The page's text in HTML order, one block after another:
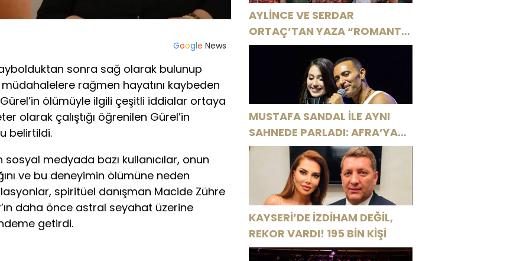
Google News
sonra sağ olarak bulunup
rağmen hayatını kaybeden
ölümüyle ilgili çeşitli iddialar ortaya
olarak çalıştığı öğrenilen Gürel’in
belirtildi.
sosyal medyada bazı kullanıcılar, onun
ve bu deneyimin ölümüne neden
spiritüel danışman Macide Zühre
daha önce astral seyahat üzerine
getirdi.
AYLİNCE VE SERDAR
ORTAÇ’TAN YAZA “ROMANTİK
AŞK” BOMBASI!
MUSTAFA SANDAL İLE AYNI
SAHNEDE PARLADI: AFRA’YA
HARBİYE’DE BÜYÜK ALKIŞ
KAYSERİ’DE İZDİHAM DEĞİL,
REKOR VARDI! 195 BİN KİŞİ